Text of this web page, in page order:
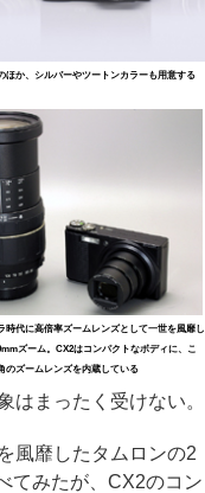
ほか、シルバーやツートンカラーも用意する
時代に高倍率ズームレンズとして一世を風靡し
ズーム。CX2はコンパクトなボディに、こ
のズームレンズを内蔵している
はまったく受けない。
風靡したタムロンの2
てみたが、CX2のコン